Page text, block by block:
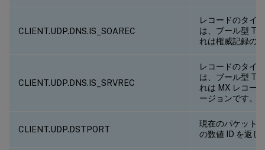
CLIENT.UDP.DNS.IS_SOAREC
レコードのタイ
は、ブール型
れは権威記録の
CLIENT.UDP.DNS.IS_SRVREC
レコードのタイ
は、ブール型
れは MX レコー
ージョンです。
CLIENT.UDP.DSTPORT
現在のパケット
の数値 ID を返し